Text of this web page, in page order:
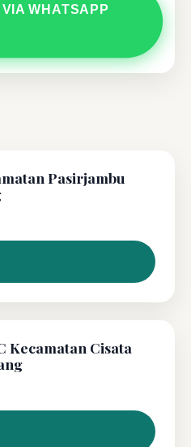
WHATSAPP
Pasirjambu
Kecamatan Cisata